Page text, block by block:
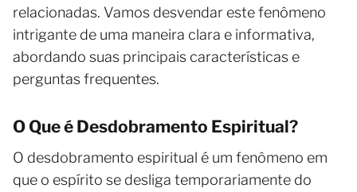
relacionadas. Vamos desvendar este fenômeno
intrigante de uma maneira clara e informativa,
abordando suas principais características e
perguntas frequentes.
O Que é Desdobramento Espiritual?
O desdobramento espiritual é um fenômeno em
que o espírito se desliga temporariamente do